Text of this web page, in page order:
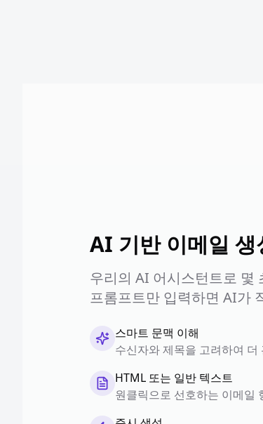
AI 기반 이메일 생
우리의 AI 어시스턴트로 몇
프롬프트만 입력하면 AI가
스마트 문맥 이해
수신자와 제목을 고려하여 더
HTML 또는 일반 텍스트
원클릭으로 선호하는 이메일